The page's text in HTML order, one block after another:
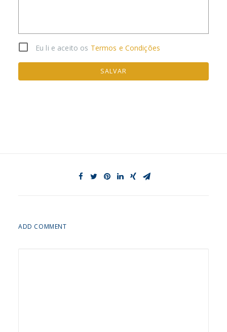
Eu li e aceito os Termos e Condições
SALVAR
ADD COMMENT